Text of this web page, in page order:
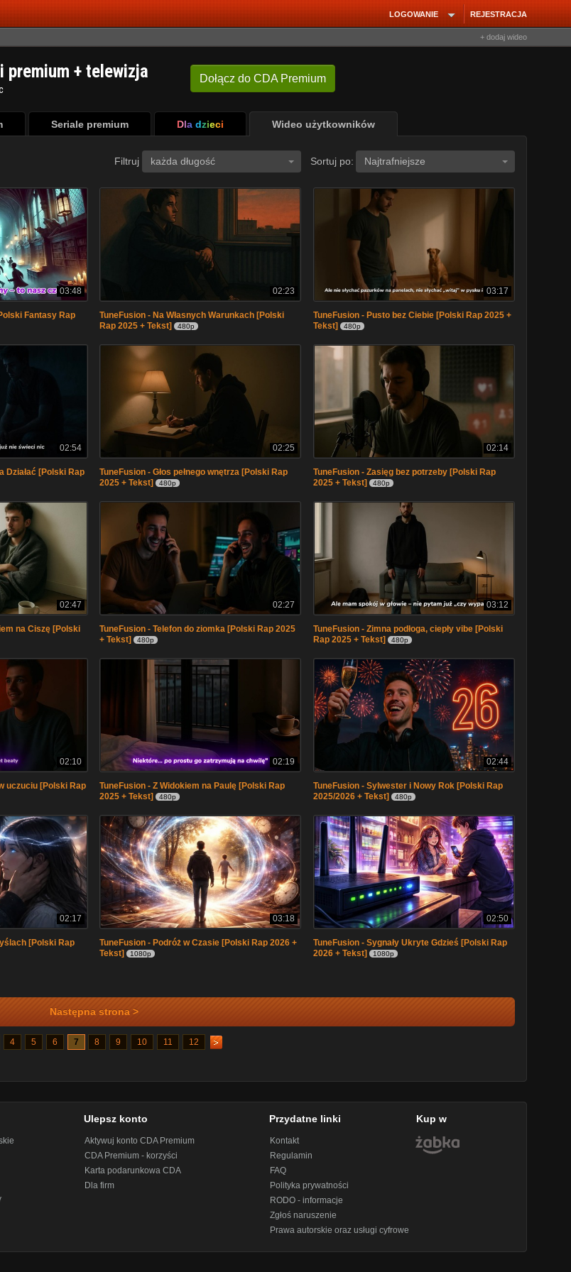
REJESTRACJA
LOGOWANIE
+ dodaj wideo
Dołącz do CDA Premium
+ telewizja
Seriale premium Dla dzieci Wideo użytkowników
Filtruj każda długość Sortuj po: Najtrafniejsze
03:48
Fantasy Rap
02:23
TuneFusion - Na Własnych Warunkach [Polski
Rap 2025 + Tekst]
480p
03:17
TuneFusion - Pusto bez Ciebie [Polski Rap 2025 +
Tekst]
480p
02:54
Działać [Polski Rap
02:25
TuneFusion - Głos pełnego wnętrza [Polski Rap
2025 + Tekst]
480p
02:14
TuneFusion - Zasięg bez potrzeby [Polski Rap
2025 + Tekst]
480p
02:47
na Ciszę [Polski
02:27
TuneFusion - Telefon do ziomka [Polski Rap 2025
+ Tekst]
480p
03:12
TuneFusion - Zimna podłoga, ciepły vibe [Polski
Rap 2025 + Tekst]
480p
02:10
uczuciu [Polski Rap
02:19
TuneFusion - Z Widokiem na Paulę [Polski Rap
2025 + Tekst]
480p
02:44
TuneFusion - Sylwester i Nowy Rok [Polski Rap
2025/2026 + Tekst]
480p
02:17
[Polski Rap
03:18
TuneFusion - Podróż w Czasie [Polski Rap 2026 +
Tekst]
1080p
02:50
TuneFusion - Sygnały Ukryte Gdzieś [Polski Rap
2026 + Tekst]
1080p
Następna strona >
4 5 6 7 8 9 10 11 12
Ulepsz konto
Aktywuj konto CDA Premium
CDA Premium - korzyści
Karta podarunkowa CDA
Dla firm
Przydatne linki
Kontakt
Regulamin
FAQ
Polityka prywatności
RODO - informacje
Zgłoś naruszenie
Prawa autorskie oraz usługi cyfrowe
Kup w